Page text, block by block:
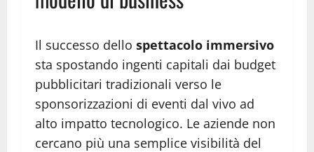
Il successo dello spettacolo immersivo
sta spostando ingenti capitali dai budget
pubblicitari tradizionali verso le
sponsorizzazioni di eventi dal vivo ad
alto impatto tecnologico. Le aziende non
cercano più una semplice visibilità del